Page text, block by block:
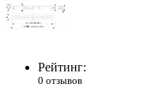
Рейтинг:
0 отзывов